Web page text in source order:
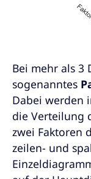
Bei mehr als 3
sogenanntes
Dabei werden
die Verteilung
zwei Faktoren
zeilen- und